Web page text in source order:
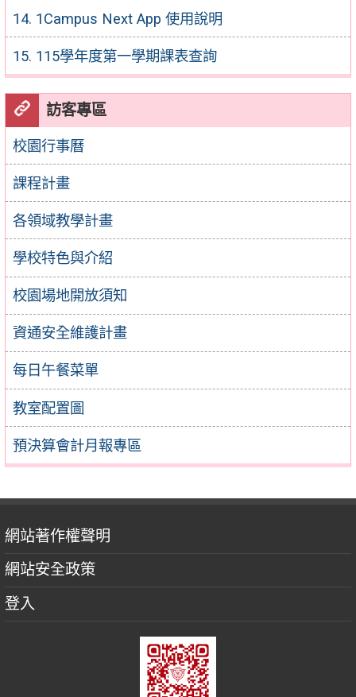
14. 1Campus Next App 使用說明
15. 115學年度第一學期課表查詢
訪客專區
校園行事曆
課程計畫
各領域教學計畫
學校特色與介紹
校園場地開放須知
資通安全維護計畫
每日午餐菜單
教室配置圖
預決算會計月報專區
網站著作權聲明
網站安全政策
登入